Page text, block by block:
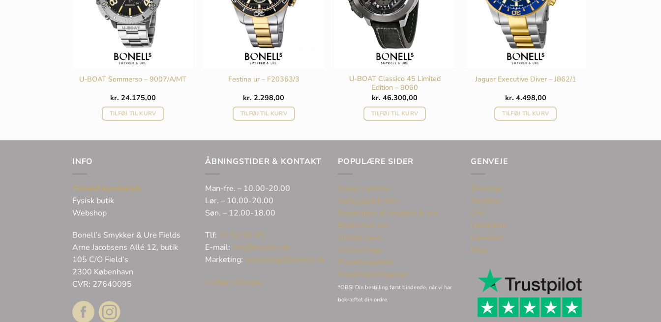
U-BOAT Sommerso – 9007/A/MT
kr. 24.175,00
TILFØJ TIL KURV
Festina ur – F20363/3
kr. 2.298,00
TILFØJ TIL KURV
U-BOAT Classico 45 Limited
Edition – 8060
kr. 46.300,00
TILFØJ TIL KURV
Jaguar Executive Diver – J862/1
kr. 4.498,00
TILFØJ TIL KURV
INFO
Tilmeld kundeklub
Fysisk butik
Webshop
Bonell’s Smykker & Ure Fields
Arne Jacobsens Allé 12, butik
105 C/O Field’s
2300 København
CVR: 27640095
ÅBNINGSTIDER & KONTAKT
Man-fre. – 10.00-20.00
Lør. – 10.00-20.00
Søn. – 12.00-18.00
Tlf: 32 62 06 45
E-mail: info@bonells.dk
Marketing: marketing@bonells.dk
Ledige stillinger
POPULÆRE SIDER
Huller i ørerne
Sælg guld & sølv
Reparation af smykker & ure
Eksklusive ure
Unikke varer
Vielsesringe
Privatlivspolitik
Handelsbetingelser
*OBS! Din bestilling først bindende, når vi har
bekræftet din ordre.
GENVEJE
Øreringe
Smykker
Ure
Halskæde
Gavekort
Blog